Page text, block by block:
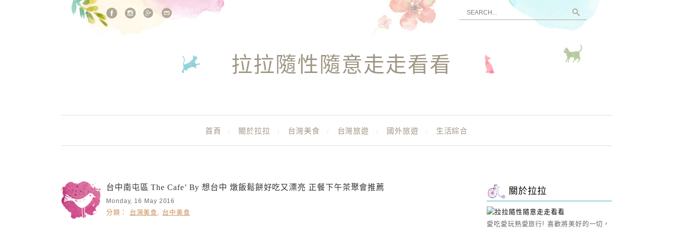
站內搜尋
拉拉隨性隨意走走看看
首頁 關於拉拉 台灣美食 台灣旅遊 國外旅遊 生活綜合
台中南屯區 The Cafe’ By 想台中 燉飯鬆餅好吃又漂亮 正餐下午茶聚會推薦
Monday, 16 May 2016
分類： 台灣美食, 台中美食
關於拉拉
愛吃愛玩熱愛旅行! 喜歡將美好的一切，